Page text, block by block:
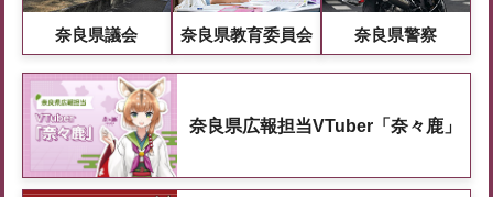
奈良県議会 奈良県教育委員会 奈良県警察
奈良県広報担当VTuber「奈々鹿」